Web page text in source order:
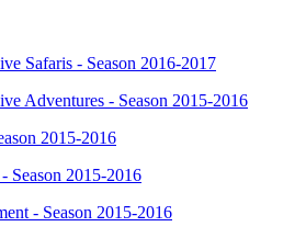
Safaris - Season 2016-2017
Adventures - Season 2015-2016
2015-2016
Season 2015-2016
- Season 2015-2016